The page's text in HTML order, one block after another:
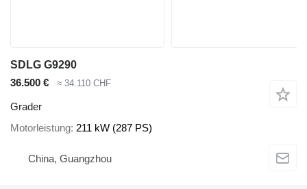
SDLG G9290
36.500 €
≈ 34.110 CHF
Grader
Motorleistung 211 kW (287 PS)
China, Guangzhou